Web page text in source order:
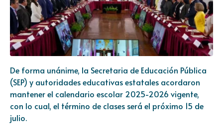
De forma unánime, la Secretaria de Educación Pública
(SEP) y autoridades educativas estatales acordaron
mantener el calendario escolar 2025-2026 vigente,
con lo cual, el término de clases será el próximo 15 de
julio.